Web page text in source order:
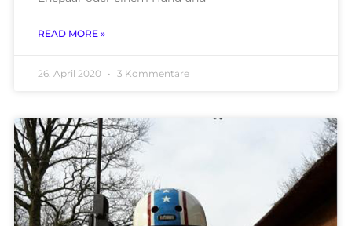
READ MORE »
26. April 2020 3 Kommentare